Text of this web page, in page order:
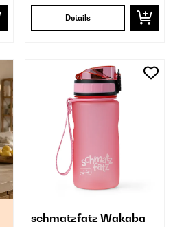
Details
schmatzfatz Wakaba